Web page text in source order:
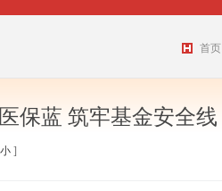
首页
保蓝 筑牢基金安全线
小]